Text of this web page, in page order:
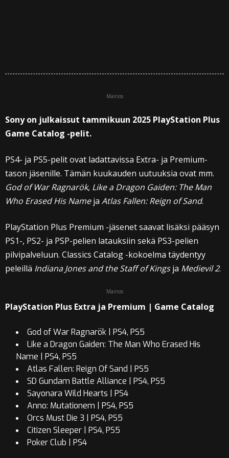
Mainos
Sony on julkaissut tammikuun 2025 PlayStation Plus
Game Catalog -pelit.
PS4- ja PS5-pelit ovat ladattavissa Extra- ja Premium-
tason jäsenille. Tämän kuukauden uutuuksia ovat mm.
God of War Ragnarök, Like a Dragon Gaiden: The Man
Who Erased His Nameja Atlas Fallen: Reign of Sand.
PlayStation Plus Premium -jäsenet saavat lisäksi pääsyn
PS1-, PS2- ja PSP-pelien latauksiin sekä PS3-pelien
pilvipalveluun. Classics Catalog -kokoelma täydentyy
peleillä Indiana Jones and the Staff of Kingsja Medievil 2.
Mainos
PlayStation Plus Extra ja Premium | Game Catalog
God of War Ragnarök | PS4, PS5
Like a Dragon Gaiden: The Man Who Erased His
Name | PS4, PS5
Atlas Fallen: Reign Of Sand | PS5
SD Gundam Battle Alliance | PS4, PS5
Sayonara Wild Hearts | PS4
Anno: Mutationem | PS4, PS5
Orcs Must Die 3 | PS4, PS5
Citizen Sleeper | PS4, PS5
Poker Club | PS4